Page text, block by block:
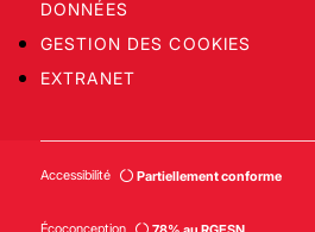
DONNÉES
GESTION DES COOKIES
EXTRANET
Accessibilité Partiellement conforme
Écoconception